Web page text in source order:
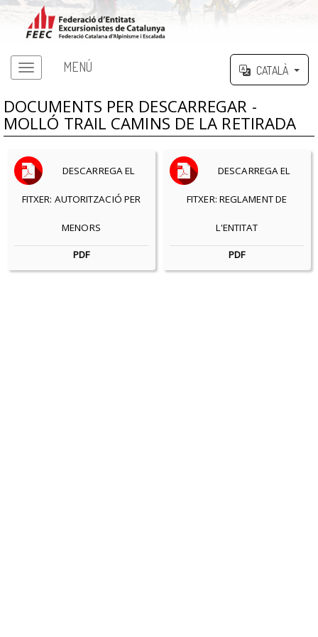
MENÚ CATALÀ
DOCUMENTS PER DESCARREGAR -
MOLLÓ TRAIL CAMINS DE LA RETIRADA
DESCARREGA EL
FITXER: AUTORITZACIÓ PER
MENORS
PDF
DESCARREGA EL
FITXER: REGLAMENT DE
L'ENTITAT
PDF